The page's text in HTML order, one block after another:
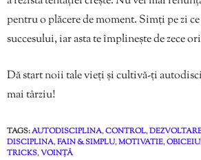
pentru o plăcere de moment. Simți pe zi
succesului, iar asta te împlinește de zece
Dă start noii tale vieți și cultivă-ți
mai târziu!
TAGS:AUTODISCIPLINA,CONTROL,
DISCIPLINA,FAIN & SIMPLU,MOTIVATIE,
TRICKS,VOINȚĂ